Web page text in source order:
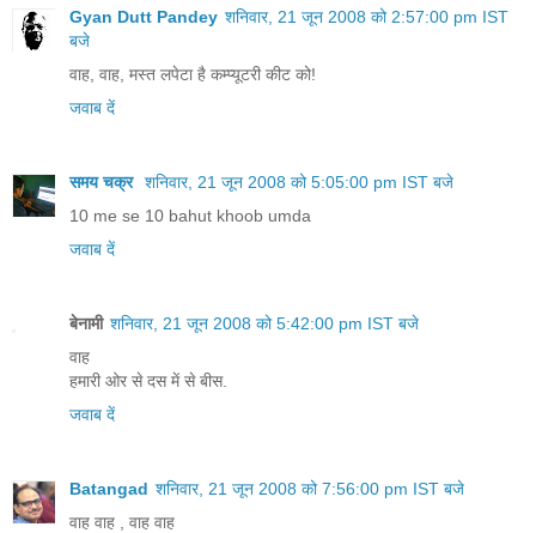
Gyan Dutt Pandey शनिवार, 21 जून 2008 को 2:57:00 pm IST
बजे
वाह, वाह, मस्त लपेटा है कम्प्यूटरी कीट को!
जवाब दें
समय चक्र शनिवार, 21 जून 2008 को 5:05:00 pm IST बजे
10 me se 10 bahut khoob umda
जवाब दें
बेनामी शनिवार, 21 जून 2008 को 5:42:00 pm IST बजे
वाह
हमारी ओर से दस में से बीस.
जवाब दें
Batangad शनिवार, 21 जून 2008 को 7:56:00 pm IST बजे
वाह वाह , वाह वाह